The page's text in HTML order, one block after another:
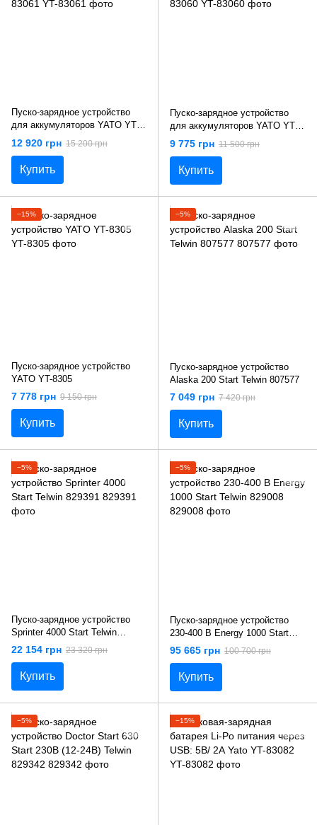
Пуско-зарядное устройство
для аккумуляторов YATO YT-
83061
12 920 грн 15 200 грн
Купить
Пуско-зарядное устройство
для аккумуляторов YATO YT-
83060
9 775 грн 11 500 грн
Купить
−15%
Пуско-зарядное устройство
YATO YT-8305
7 778 грн 9 150 грн
Купить
−5%
Пуско-зарядное устройство
Alaska 200 Start Telwin 807577
7 049 грн 7 420 грн
Купить
−5%
Пуско-зарядное устройство
Sprinter 4000 Start Telwin
829391
22 154 грн 23 320 грн
Купить
−5%
Пуско-зарядное устройство
230-400 В Energy 1000 Start
Telwin 829008
95 665 грн 100 700 грн
Купить
−5% −15%